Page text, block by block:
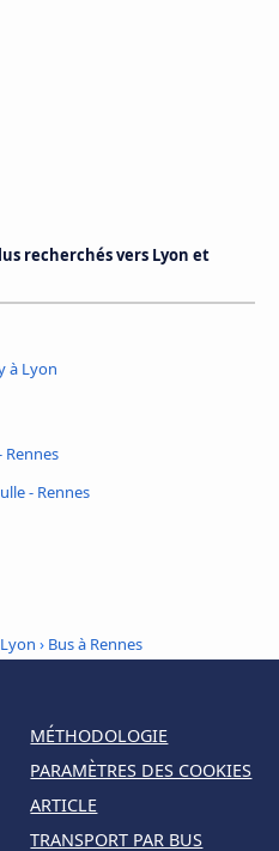
recherchés vers Lyon et
à Lyon
- Rennes
› Bus à Rennes
MÉTHODOLOGIE
PARAMÈTRES DES COOKIES
ARTICLE
TRANSPORT PAR BUS